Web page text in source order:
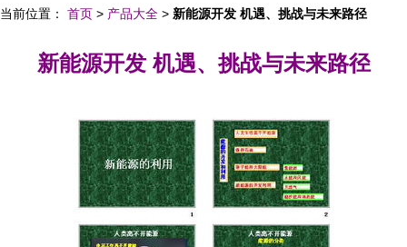
当前位置： 首页 > 产品大全 > 新能源开发 机遇、挑战与未来路径
新能源开发 机遇、挑战与未来路径